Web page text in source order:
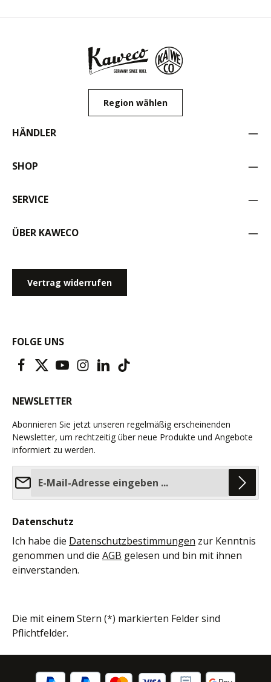
Region wählen
HÄNDLER
SHOP
SERVICE
ÜBER KAWECO
Vertrag widerrufen
FOLGE UNS
NEWSLETTER
Abonnieren Sie jetzt unseren regelmäßig erscheinenden
Newsletter, um rechtzeitig über neue Produkte und Angebote
informiert zu werden.
Datenschutz
Ich habe die Datenschutzbestimmungen zur Kenntnis
genommen und die AGB gelesen und bin mit ihnen
einverstanden.
Die mit einem Stern (*) markierten Felder sind
Pflichtfelder.